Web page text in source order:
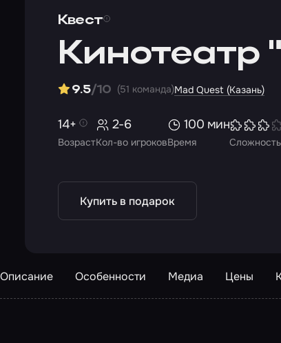
Квест
Кинотеатр
Mad Quest (Казань)
9.5/10 (51 команда)
Возраст
14+
Кол-во игроков
2-6
Время
100 мин
Сложность
Купить в подарок
Описание Особенности Медиа Цены